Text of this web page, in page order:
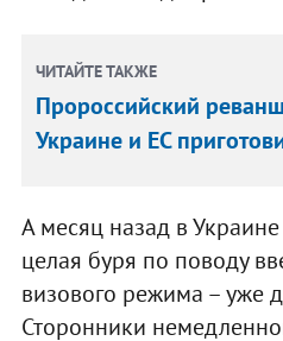
ЧИТАЙТЕ ТАКЖЕ
Пророссийский
Украине и ЕС
А месяц назад в
целая буря по поводу
визового режима – уже
Сторонники